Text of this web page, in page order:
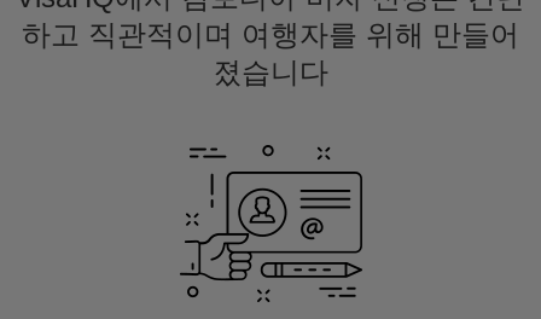
하고 직관적이며 여행자를 위해 만들어
졌습니다